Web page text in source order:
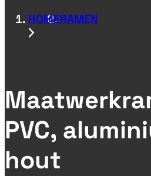
HOMERAMEN
PVC,
hout